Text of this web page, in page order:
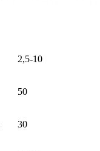
2,5-10
50
30